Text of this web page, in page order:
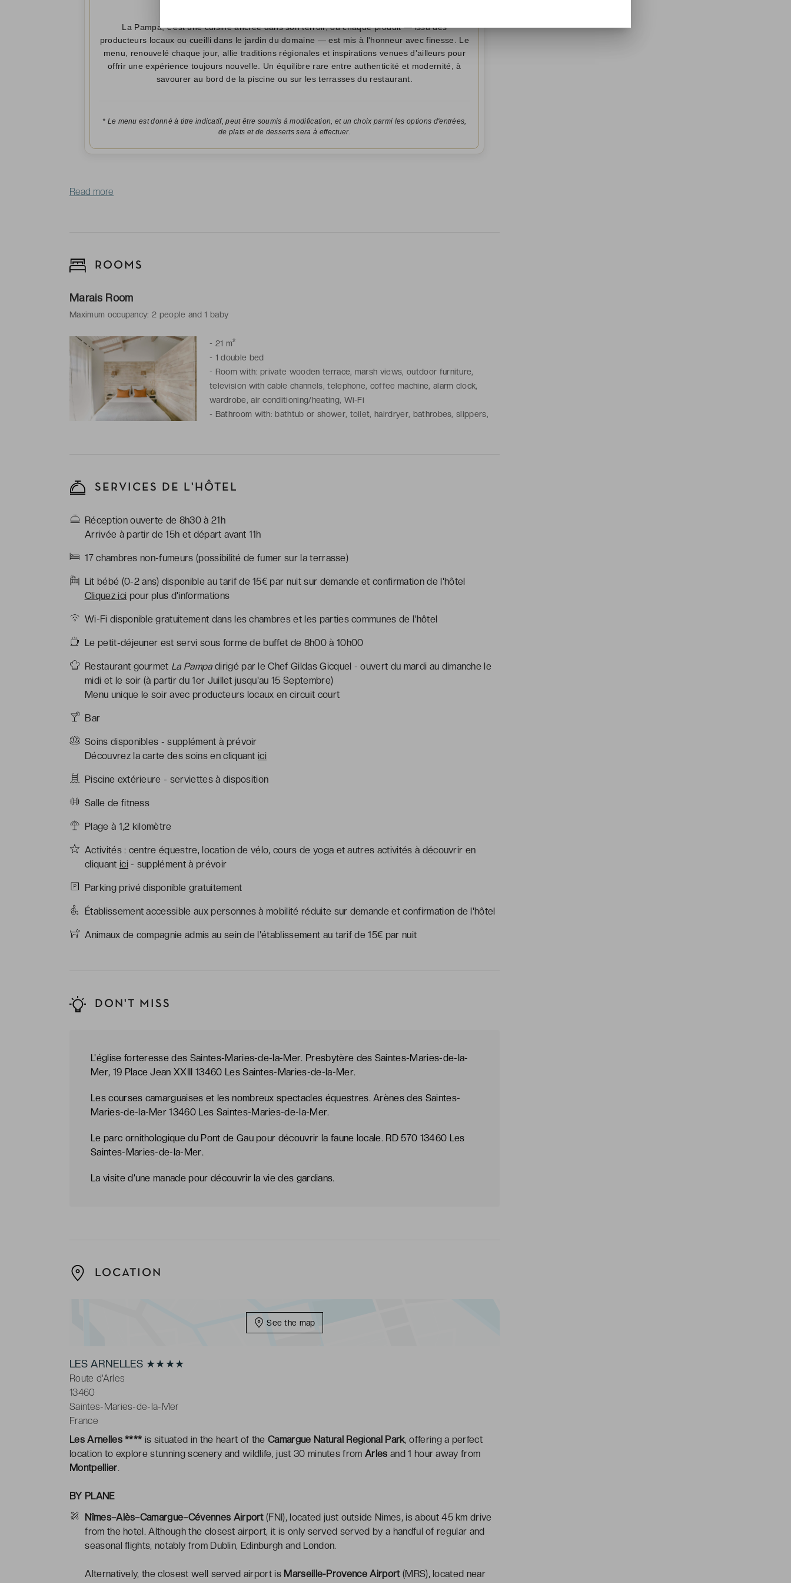
La Pampa, c'est une cuisine ancrée dans son terroir, où chaque produit — issu des
producteurs locaux ou cueilli dans le jardin du domaine — est mis à l'honneur avec finesse. Le
menu, renouvelé chaque jour, allie traditions régionales et inspirations venues d'ailleurs pour
offrir une expérience toujours nouvelle. Un équilibre rare entre authenticité et modernité, à
savourer au bord de la piscine ou sur les terrasses du restaurant.
* Le menu est donné à titre indicatif, peut être soumis à modification, et un choix parmi les options d'entrées,
de plats et de desserts sera à effectuer.
Read more
ROOMS
Marais Room
Maximum occupancy: 2 people and 1 baby
- 21 m²
- 1 double bed
- Room with: private wooden terrace, marsh views, outdoor furniture,
television with cable channels, telephone, coffee machine, alarm clock,
wardrobe, air conditioning/heating, Wi-Fi
- Bathroom with: bathtub or shower, toilet, hairdryer, bathrobes, slippers,
SERVICES DE L'HÔTEL
Réception ouverte de 8h30 à 21h
Arrivée à partir de 15h et départ avant 11h
17 chambres non-fumeurs (possibilité de fumer sur la terrasse)
Lit bébé (0-2 ans) disponible au tarif de 15€ par nuit sur demande et confirmation de l'hôtel
Cliquez ici pour plus d'informations
Wi-Fi disponible gratuitement dans les chambres et les parties communes de l'hôtel
Le petit-déjeuner est servi sous forme de buffet de 8h00 à 10h00
Restaurant gourmet La Pampadirigé par le Chef Gildas Gicquel - ouvert du mardi au dimanche le
midi et le soir (à partir du 1er Juillet jusqu'au 15 Septembre)
Menu unique le soir avec producteurs locaux en circuit court
Bar
Soins disponibles - supplément à prévoir
Découvrez la carte des soins en cliquantici
Piscine extérieure - serviettes à disposition
Salle de fitness
Plage à 1,2 kilomètre
Activités : centre équestre, location de vélo, cours de yoga et autres activités à découvrir en
cliquant ici- supplément à prévoir
Parking privé disponible gratuitement
Établissement accessible aux personnes à mobilité réduite sur demande et confirmation de l'hôtel
Animaux de compagnie admis au sein de l'établissement au tarif de 15€ par nuit
DON'T MISS
L'église forteresse des Saintes-Maries-de-la-Mer. Presbytère des Saintes-Maries-de-la-
Mer, 19 Place Jean XXIII 13460 Les Saintes-Maries-de-la-Mer.
Les courses camarguaises et les nombreux spectacles équestres. Arènes des Saintes-
Maries-de-la-Mer 13460 Les Saintes-Maries-de-la-Mer.
Le parc ornithologique du Pont de Gau pour découvrir la faune locale. RD 570 13460 Les
Saintes-Maries-de-la-Mer.
La visite d’une manade pour découvrir la vie des gardians.
LOCATION
See the map
LES ARNELLES ★★★★
Route d'Arles
13460
Saintes-Maries-de-la-Mer
France
Les Arnelles **** is situated in the heart of theCamargue Natural Regional Park, offering a perfect
location to explore stunning scenery and wildlife, just 30 minutes fromArles and 1 hour away from
Montpellier.
BY PLANE
Nîmes–Alès–Camargue–Cévennes Airport(FNI), located just outside Nimes, is about 45 km drive
from the hotel. Although the closest airport, it is only served served by a handful of regular and
seasonal flights, notably from Dublin, Edinburgh and London.
Alternatively, the closest well served airport is Marseille-Provence Airport(MRS), located near